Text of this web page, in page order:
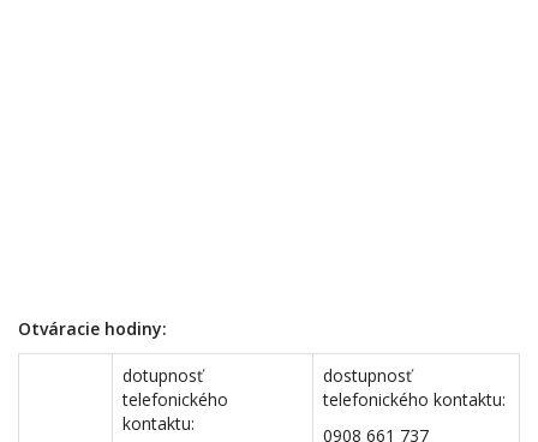
Otváracie hodiny:
dotupnosť
telefonického
kontaktu:
dostupnosť
telefonického kontaktu:
0908 661 737